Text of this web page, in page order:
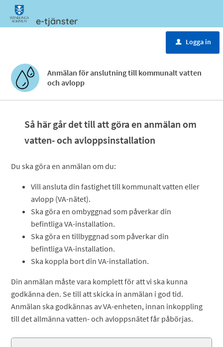
e-tjänster
u Logga in
Anmälan för anslutning till kommunalt vatten
och avlopp
Så här går det till att göra en anmälan om
vatten- och avloppsinstallation
Du ska göra en anmälan om du:
Vill ansluta din fastighet till kommunalt vatten eller
avlopp (VA-nätet).
Ska göra en ombyggnad som påverkar din
befintliga VA-installation.
Ska göra en tillbyggnad som påverkar din
befintliga VA-installation.
Ska koppla bort din VA-installation.
Din anmälan måste vara komplett för att vi ska kunna
godkänna den. Se till att skicka in anmälan i god tid.
Anmälan ska godkännas av VA-enheten, innan inkoppling
till det allmänna vatten- och avloppsnätet får påbörjas.